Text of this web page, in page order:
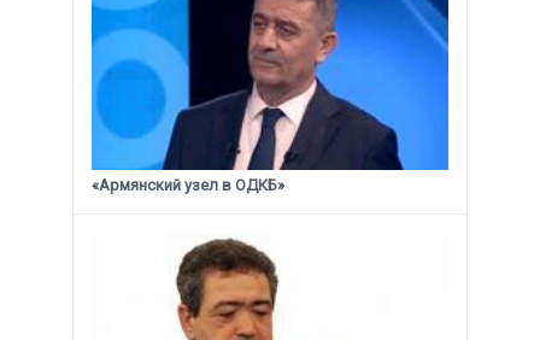
«Армянский узел в ОДКБ»